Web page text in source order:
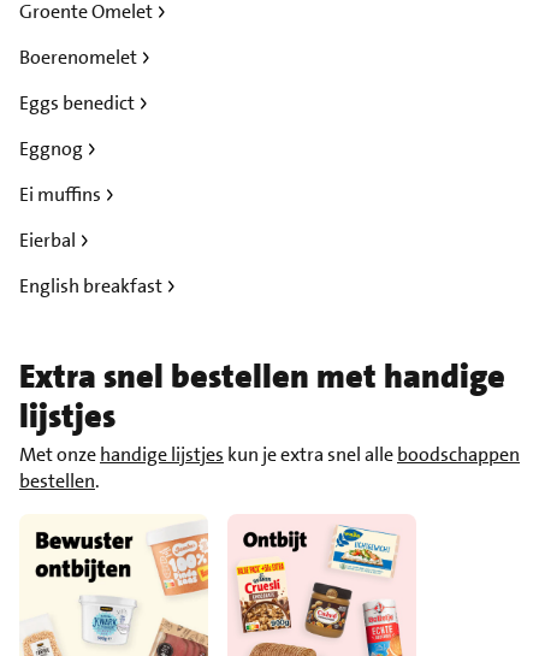
Groente Omelet
Boerenomelet
Eggs benedict
Eggnog
Ei muffins
Eierbal
English breakfast
Extra snel bestellen met handige
lijstjes
Met onzehandige lijstjes kun je extra snel alleboodschappen
bestellen.